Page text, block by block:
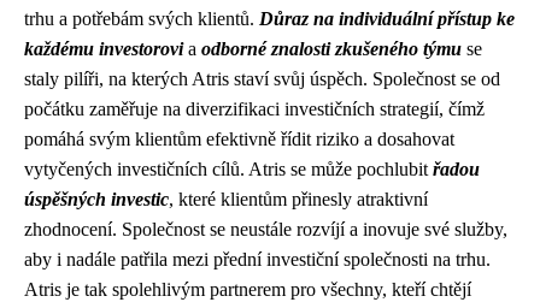
trhu a potřebám svých klientů. Důraz na individuální přístup ke
každému investorovia odborné znalosti zkušeného týmu se
staly pilíři, na kterých Atris staví svůj úspěch. Společnost se od
počátku zaměřuje na diverzifikaci investičních strategií, čímž
pomáhá svým klientům efektivně řídit riziko a dosahovat
vytyčených investičních cílů. Atris se může pochlubit řadou
úspěšných investic, které klientům přinesly atraktivní
zhodnocení. Společnost se neustále rozvíjí a inovuje své služby,
aby i nadále patřila mezi přední investiční společnosti na trhu.
Atris je tak spolehlivým partnerem pro všechny, kteří chtějí